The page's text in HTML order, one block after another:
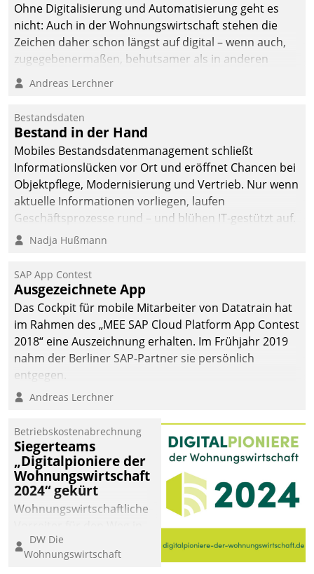
Ohne Digitalisierung und Automatisierung geht es
nicht: Auch in der Wohnungswirtschaft stehen die
Zeichen daher schon längst auf digital – wenn auch,
zugegebenermaßen, behutsamer als in anderen
Branchen.
Andreas Lerchner
Bestandsdaten
Bestand in der Hand
Mobiles Bestandsdatenmanagement schließt
Informationslücken vor Ort und eröffnet Chancen bei
Objektpflege, Modernisierung und Vertrieb. Nur wenn
aktuelle Informationen vorliegen, laufen
Geschäftsprozesse rund – und blühen IT-gestützt auf.
Nadja Hußmann
SAP App Contest
Ausgezeichnete App
Das Cockpit für mobile Mitarbeiter von Datatrain hat
im Rahmen des „MEE SAP Cloud Platform App Contest
2018“ eine Auszeichnung erhalten. Im Frühjahr 2019
nahm der Berliner SAP-Partner sie persönlich
entgegen.
Andreas Lerchner
Betriebskostenabrechnung
Siegerteams
„Digitalpioniere der
Wohnungswirtschaft
2024“ gekürt
Wohnungswirtschaftliche
eine digitale Zukunft zu
finden, ist das Ziel des
DW Die
Wohnungswirtschaft